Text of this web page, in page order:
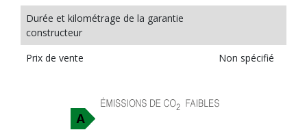
Durée et kilométrage de la garantie
constructeur
Prix de vente
Non spécifié